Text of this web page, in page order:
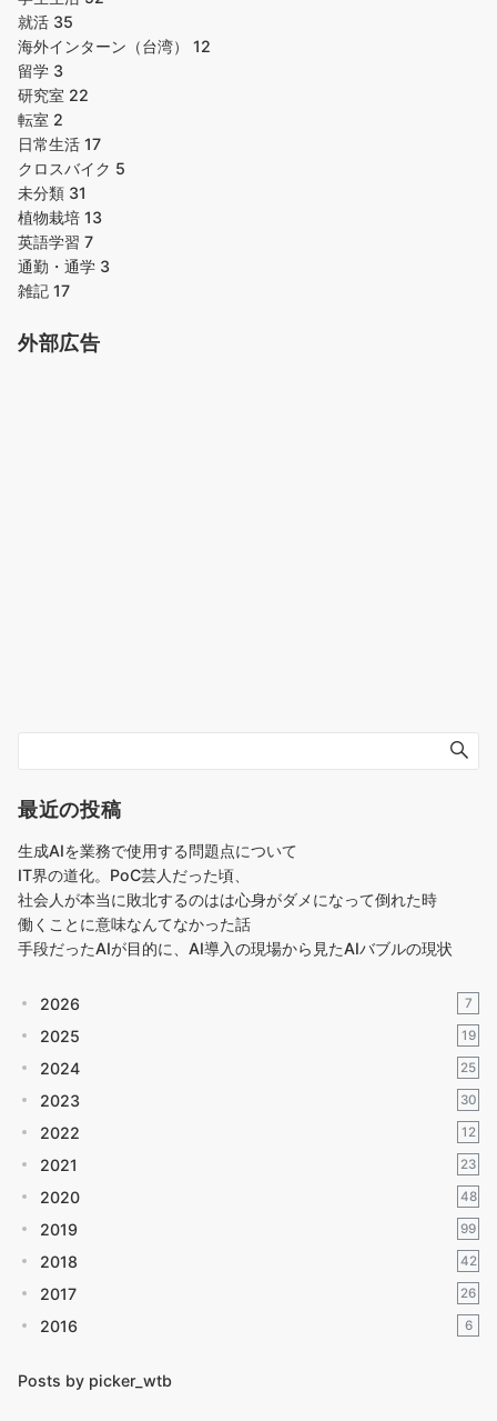
就活 35
海外インターン（台湾） 12
留学 3
研究室 22
転室 2
日常生活 17
クロスバイク 5
未分類 31
植物栽培 13
英語学習 7
通勤・通学 3
雑記 17
外部広告
最近の投稿
生成AIを業務で使用する問題点について
IT界の道化。PoC芸人だった頃、
社会人が本当に敗北するのはは心身がダメになって倒れた時
働くことに意味なんてなかった話
手段だったAIが目的に、AI導入の現場から見たAIバブルの現状
2026 7
2025 19
2024 25
2023 30
2022 12
2021 23
2020 48
2019 99
2018 42
2017 26
2016 6
Posts by picker_wtb